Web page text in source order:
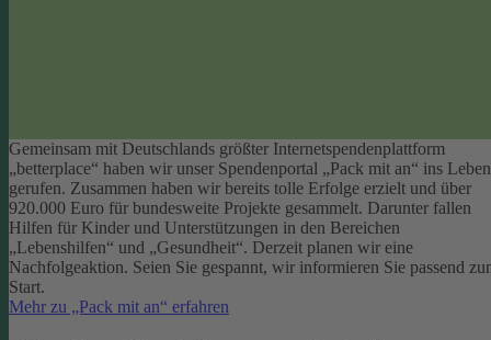
Gemeinsam mit Deutschlands größter Internetspendenplattform
„betterplace“ haben wir unser Spendenportal „Pack mit an“ ins Leben
gerufen. Zusammen haben wir bereits tolle Erfolge erzielt und über
920.000 Euro für bundesweite Projekte gesammelt. Darunter fallen
Hilfen für Kinder und Unterstützungen in den Bereichen
„Lebenshilfen“ und „Gesundheit“. Derzeit planen wir eine
Nachfolgeaktion. Seien Sie gespannt, wir informieren Sie passend
Start.
Mehr zu „Pack mit an“ erfahren